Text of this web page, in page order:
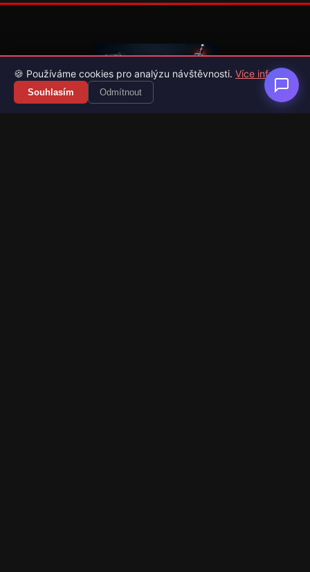
Váš průvodce světem videoher. Novinky, recenze a česko-
slovenské překlady her.
🍪 Používáme cookies pro analýzu návštěvnosti. Více info
Souhlasím Odmítnout